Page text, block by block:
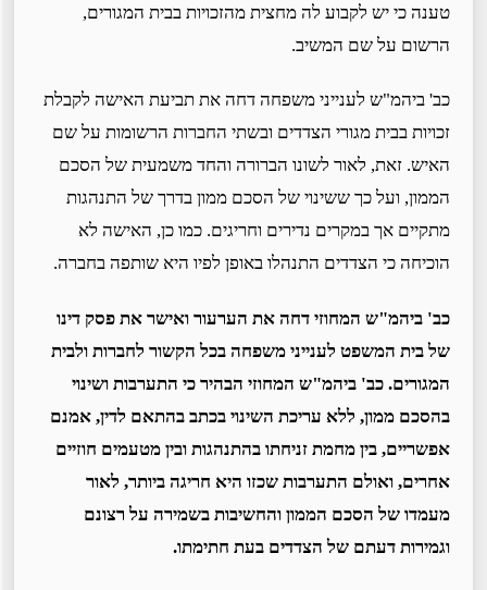
טענה כי יש לקבוע לה מחצית מהזכויות בבית המגורים,
הרשום על שם המשיב.
כב' ביהמ"ש לענייני משפחה דחה את תביעת האישה לקבלת
זכויות בבית מגורי הצדדים ובשתי החברות הרשומות על שם
האיש. זאת, לאור לשונו הברורה והחד משמעית של הסכם
הממון, ועל כך ששינוי של הסכם ממון בדרך של התנהגות
מתקיים אך במקרים נדירים וחריגים. כמו כן, האישה לא
הוכיחה כי הצדדים התנהלו באופן לפיו היא שותפה בחברה.
כב' ביהמ"ש המחוזי דחה את הערעור ואישר את פסק דינו
של בית המשפט לענייני משפחה בכל הקשור לחברות ולבית
המגורים. כב' ביהמ"ש המחוזי הבהיר כי התערבות ושינוי
בהסכם ממון, ללא עריכת השינוי בכתב בהתאם לדין, אמנם
אפשריים, בין מחמת זניחתו בהתנהגות ובין מטעמים חוזיים
אחרים, ואולם התערבות שכזו היא חריגה ביותר, לאור
מעמדו של הסכם הממון והחשיבות בשמירה על רצונם
וגמירות דעתם של הצדדים בעת חתימתו.